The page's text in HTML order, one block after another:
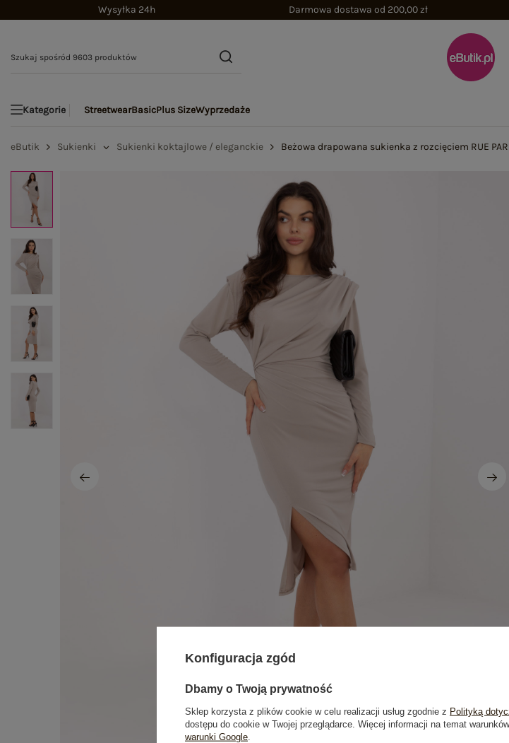
Wysyłka 24h Darmowa dostawa od 200,00 zł
Kategorie StreetwearBasicPlus SizeWyprzedaże
eButik Sukienki Sukienki koktajlowe / eleganckie Beżowa drapowana sukienka z rozcięciem RUE
Konfiguracja zgód
Dbamy o Twoją prywatność
Sklep korzysta z plików cookie w celu realizacji usług zgodnie z Polityką
dostępu do cookie w Twojej przeglądarce. Więcej informacji na temat
warunki Google